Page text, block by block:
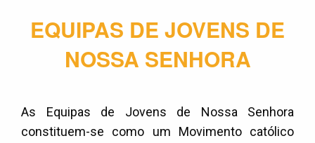
EQUIPAS DE JOVENS DE
NOSSA SENHORA
As Equipas de Jovens de Nossa Senhora
constituem-se como um Movimento católico